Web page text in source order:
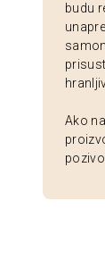
budu
Ako